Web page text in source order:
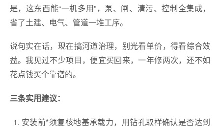
是，这东西能“一机多用”，泵、闸、清污、控制全集成，
省了土建、电气、管道一堆工序。
说句实在话，现在搞河道治理，别光看单价，得看综合效
益。我见过不少项目，便宜买回来，一年修两次，还不如
花点钱买个靠谱的。
三条实用建议：
安装前*须复核地基承载力，用钻孔取样确认是否达到